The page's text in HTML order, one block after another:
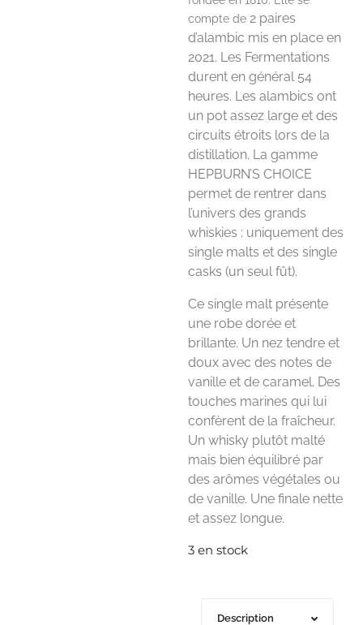
compte de 2 paires
d’alambic mis en place en
2021. Les Fermentations
durent en général 54
heures. Les alambics ont
un pot assez large et des
circuits étroits lors de la
distillation. La gamme
HEPBURN’S CHOICE
permet de rentrer dans
l’univers des grands
whiskies : uniquement des
single malts et des single
casks (un seul fût).
Ce single malt présente
une robe dorée et
brillante. Un nez tendre et
doux avec des notes de
vanille et de caramel. Des
touches marines qui lui
confèrent de la fraîcheur.
Un whisky plutôt malté
mais bien équilibré par
des arômes végétales ou
de vanille. Une finale nette
et assez longue.
3 en stock
Description